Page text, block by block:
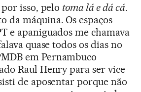
isso, pelo toma lá e dá cá.
da máquina. Os espaços
e apaniguados me chamava
quase todos os dias no
em Pernambuco
Raul Henry para ser vice-
de aposentar porque não